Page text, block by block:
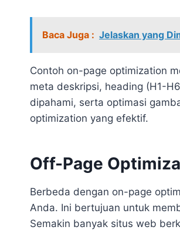
Baca Juga : Jelaskan yang
Contoh on-page optimization
meta deskripsi, heading (H1-
dipahami, serta optimasi
optimization yang efektif.
Off-Page
Berbeda dengan on-page
Anda. Ini bertujuan untuk
Semakin banyak situs web